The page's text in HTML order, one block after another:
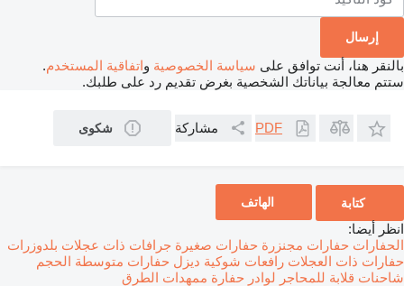
بالنقر هنا، أنت توافق على سياسة الخصوصية واتفاقية المستخدم.
ستتم معالجة بياناتك الشخصية بغرض تقديم رد على طلبك.
PDF مشاركة شكوى
كتابة الهاتف
انظر أيضا:
الحفارات حفارات مجنزرة حفارات صغيرة جرافات ذات عجلات بلدوزرات
حفارات ذات العجلات رافعات شوكية ديزل حفارات متوسطة الحجم
شاحنات قلابة للمحاجر لوادر حفارة ممهدات الطرق